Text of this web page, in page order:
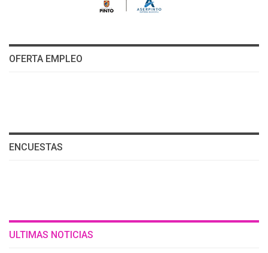
OFERTA EMPLEO
ENCUESTAS
ULTIMAS NOTICIAS